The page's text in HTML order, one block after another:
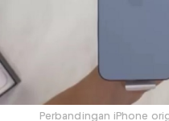
Perbandingan iPhone